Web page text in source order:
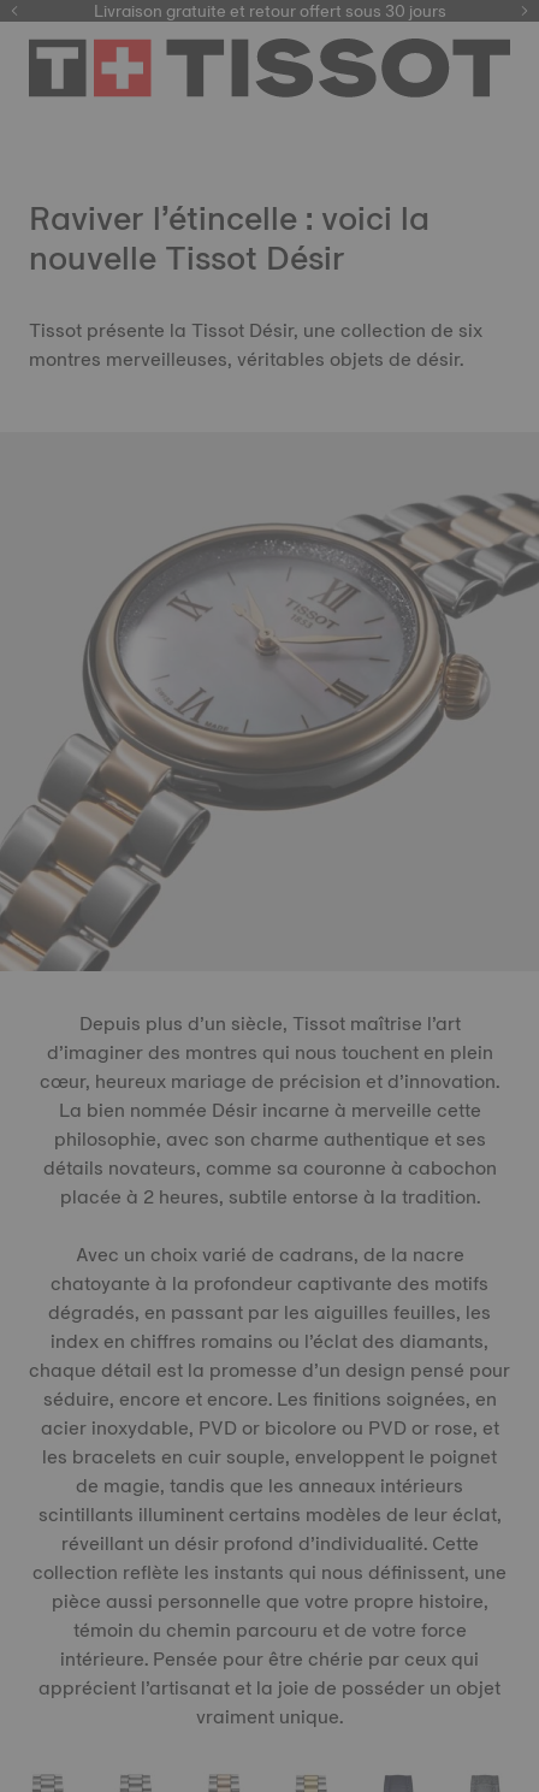
Livraison gratuite et retour offert sous 30 jours
Raviver l’étincelle : voici la
nouvelle Tissot Désir
Tissot présente la Tissot Désir, une collection de six
montres merveilleuses, véritables objets de désir.
Depuis plus d’un siècle, Tissot maîtrise l’art
d’imaginer des montres qui nous touchent en plein
cœur, heureux mariage de précision et d’innovation.
La bien nommée Désir incarne à merveille cette
philosophie, avec son charme authentique et ses
détails novateurs, comme sa couronne à cabochon
placée à 2 heures, subtile entorse à la tradition.
Avec un choix varié de cadrans, de la nacre
chatoyante à la profondeur captivante des motifs
dégradés, en passant par les aiguilles feuilles, les
index en chiffres romains ou l’éclat des diamants,
chaque détail est la promesse d’un design pensé pour
séduire, encore et encore. Les finitions soignées, en
acier inoxydable, PVD or bicolore ou PVD or rose, et
les bracelets en cuir souple, enveloppent le poignet
de magie, tandis que les anneaux intérieurs
scintillants illuminent certains modèles de leur éclat,
réveillant un désir profond d’individualité. Cette
collection reflète les instants qui nous définissent, une
pièce aussi personnelle que votre propre histoire,
témoin du chemin parcouru et de votre force
intérieure. Pensée pour être chérie par ceux qui
apprécient l’artisanat et la joie de posséder un objet
vraiment unique.